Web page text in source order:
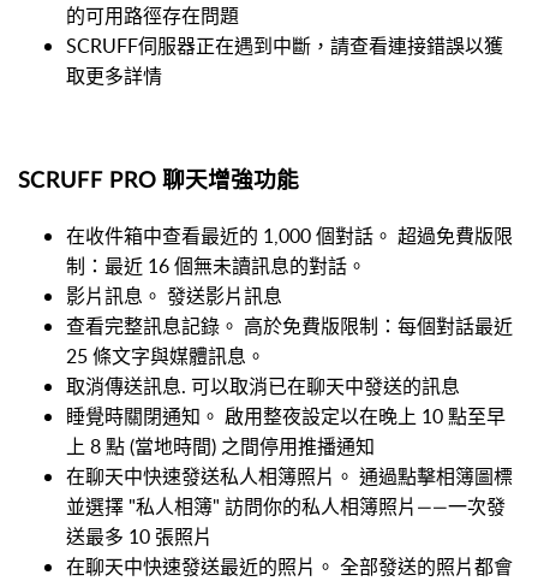
的可用路徑存在問題
SCRUFF伺服器正在遇到中斷，請查看連接錯誤以獲
取更多詳情
SCRUFF PRO 聊天增強功能
在收件箱中查看最近的 1,000 個對話。 超過免費版限
制：最近 16 個無未讀訊息的對話。
影片訊息。 發送影片訊息
查看完整訊息記錄。 高於免費版限制：每個對話最近
25 條文字與媒體訊息。
取消傳送訊息. 可以取消已在聊天中發送的訊息
睡覺時關閉通知。 啟用整夜設定以在晚上 10 點至早
上 8 點 (當地時間) 之間停用推播通知
在聊天中快速發送私人相簿照片。 通過點擊相簿圖標
並選擇 "私人相簿" 訪問你的私人相簿照片——一次發
送最多 10 張照片
在聊天中快速發送最近的照片。 全部發送的照片都會